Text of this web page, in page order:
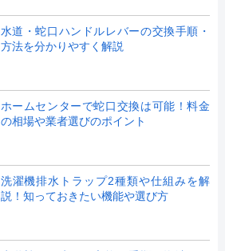
水道・蛇口ハンドルレバーの交換手順・
方法を分かりやすく解説
ホームセンターで蛇口交換は可能！料金
の相場や業者選びのポイント
洗濯機排水トラップ2種類や仕組みを解
説！知っておきたい機能や選び方